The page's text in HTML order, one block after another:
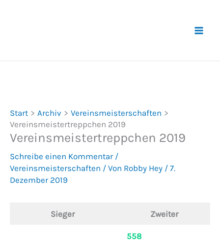
Start Archiv
Vereinsmeisterschaften
Vereinsmeistertreppchen 2019
Vereinsmeistertreppchen 2019
Schreibe einen Kommentar /
Vereinsmeisterschaften / Von Robby Hey / 7.
Dezember 2019
Sieger Zweiter
558